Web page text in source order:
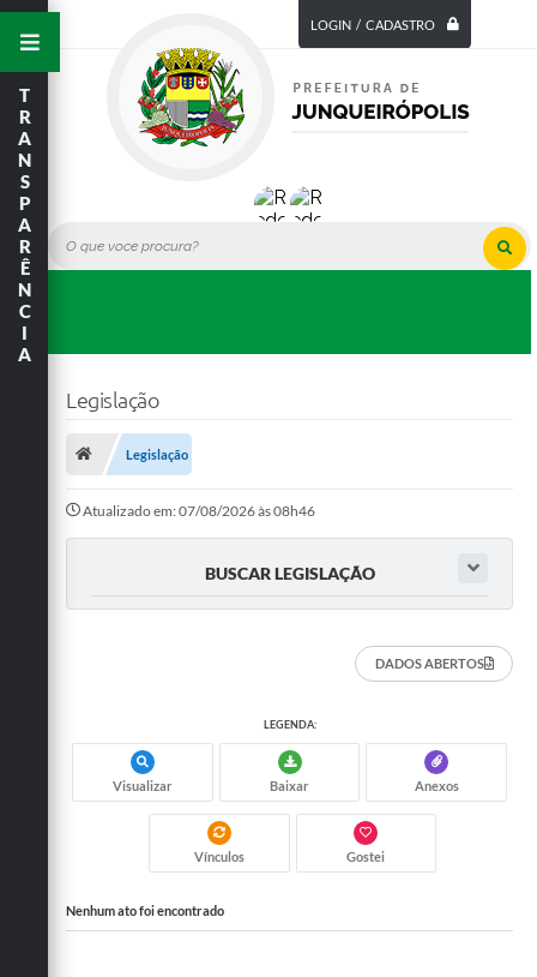
LOGIN / CADASTRO
T
R
A
N
S
P
A
R
Ê
N
C
I
A
Legislação
Legislação
Atualizado em: 07/08/2026 às 08h46
BUSCAR LEGISLAÇÃO
DADOS ABERTOS
LEGENDA:
Visualizar Baixar Anexos
Vínculos Gostei
Nenhum ato foi encontrado